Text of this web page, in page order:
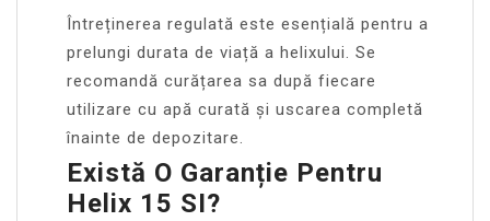
Întreținerea regulată este esențială pentru a
prelungi durata de viață a helixului. Se
recomandă curățarea sa după fiecare
utilizare cu apă curată și uscarea completă
înainte de depozitare.
Există O Garanție Pentru
Helix 15 SI?